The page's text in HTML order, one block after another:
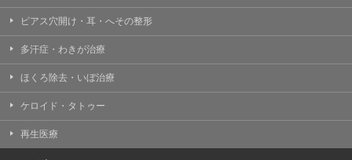
ピアス穴開け・耳・へその整形
多汗症・わきが治療
ほくろ除去・いぼ治療
ケロイド・タトゥー
再生医療